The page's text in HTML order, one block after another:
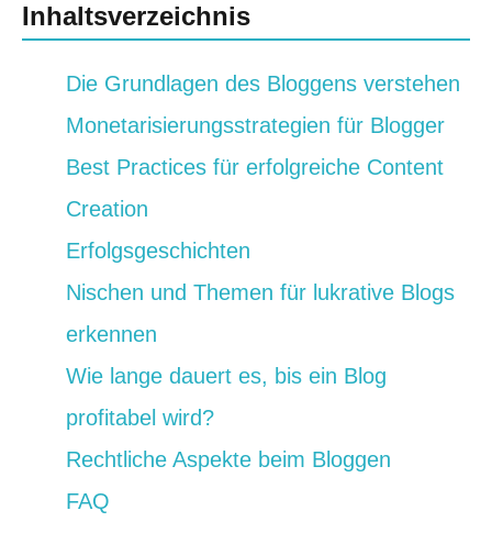
Inhaltsverzeichnis
Die Grundlagen des Bloggens verstehen
Monetarisierungsstrategien für Blogger
Best Practices für erfolgreiche Content
Creation
Erfolgsgeschichten
Nischen und Themen für lukrative Blogs
erkennen
Wie lange dauert es, bis ein Blog
profitabel wird?
Rechtliche Aspekte beim Bloggen
FAQ